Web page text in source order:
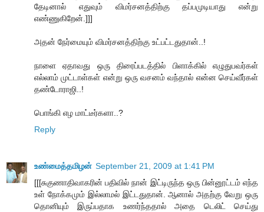
தேடினால் எதுவும் விமர்சனத்திற்கு தப்பமுடியாது என்று
எண்ணுகிறேன்.]]]
அதன் நேர்மையும் விமர்சனத்திற்கு உட்பட்டதுதான்..!
நாளை ஏதாவது ஒரு திரைப்படத்தில் பிளாக்கில் எழுதுபவர்கள்
எல்லாம் முட்டாள்கள் என்று ஒரு வசனம் வந்தால் என்ன செய்வீர்கள்
தண்டோராஜி..!
பொங்கி எழ மாட்டீர்களா..?
Reply
உண்மைத்தமிழன் September 21, 2009 at 1:41 PM
[[[சுகுணாதிவாகரின் பதிவில் நான் இட்டிருந்த ஒரு பின்னூட்டம் எந்த
உள் நோக்கமும் இல்லாமல் இட்டதுதான். ஆனால் அதற்கு வேறு ஒரு
தொனியும் இருப்பதாக உணர்ந்ததால் அதை டெலிட் செய்து